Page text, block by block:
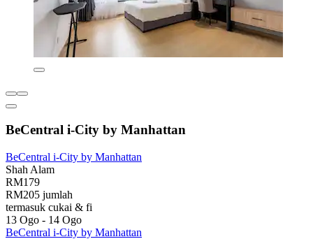
BeCentral i-City by Manhattan
BeCentral i-City by Manhattan
Shah Alam
RM179
RM205 jumlah
termasuk cukai & fi
13 Ogo - 14 Ogo
BeCentral i-City by Manhattan